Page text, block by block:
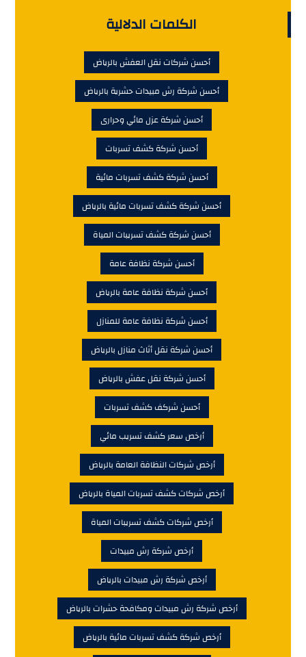
الكلمات الدلالية
أحسن شركات نقل العفش بالرياض
أحسن شركة رش مبيدات حشرية بالرياض
أحسن شركة عزل مائي وحرارى
أحسن شركة كشف تسربات
أحسن شركة كشف تسربات مائية
أحسن شركة كشف تسربات مائية بالرياض
أحسن شركة كشف تسريبات المياة
أحسن شركة نظافة عامة
أحسن شركة نظافة عامة بالرياض
أحسن شركة نظافة عامة للمنازل
أحسن شركة نقل أثاث منازل بالرياض
أحسن شركة نقل عفش بالرياض
أحسن شركف كشف تسربات
أرخص سعر كشف تسريب مائي
أرخص شركات النظافة العامة بالرياض
أرخص شركات كشف تسربات المياة بالرياض
أرخص شركات كشف تسريبات المياة
أرخص شركة رش مبيدات
أرخص شركة رش مبيدات بالرياض
أرخص شركة رش مبيدات ومكافحة حشرات بالرياض
أرخص شركة كشف تسربات مائية بالرياض